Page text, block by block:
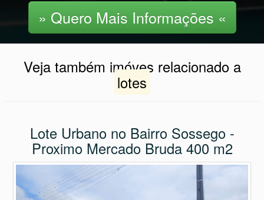
» Quero Mais Informações «
Veja também imóves relacionado a
lotes
Lote Urbano no Bairro Sossego -
Proximo Mercado Bruda 400 m2